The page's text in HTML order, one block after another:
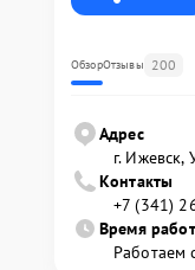
ОбзорОтзывы 200
Адрес
г. Ижевск,
Контакты
+7 (341)
Время
Работаем